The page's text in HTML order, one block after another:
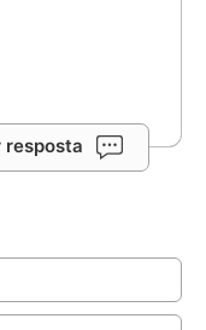
resposta